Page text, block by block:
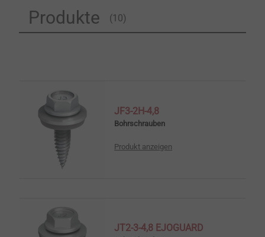
Produkte (10)
JF3-2H-4,8
Bohrschrauben
Produkt anzeigen
JT2-3-4,8 EJOGUARD